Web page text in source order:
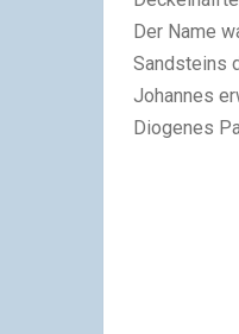
Der Name
Sandsteins
Johannes
Diogenes